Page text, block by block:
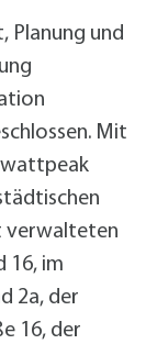
Planung und
Mit
verwalteten
16, im
2a, der
16, der